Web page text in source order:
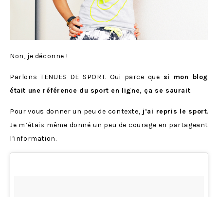
Non, je déconne !
Parlons TENUES DE SPORT. Oui parce que si mon blog
était une référence du sport en ligne, ça se saurait.
Pour vous donner un peu de contexte, j’ai repris le sport.
Je m’étais même donné un peu de courage en partageant
l’information.